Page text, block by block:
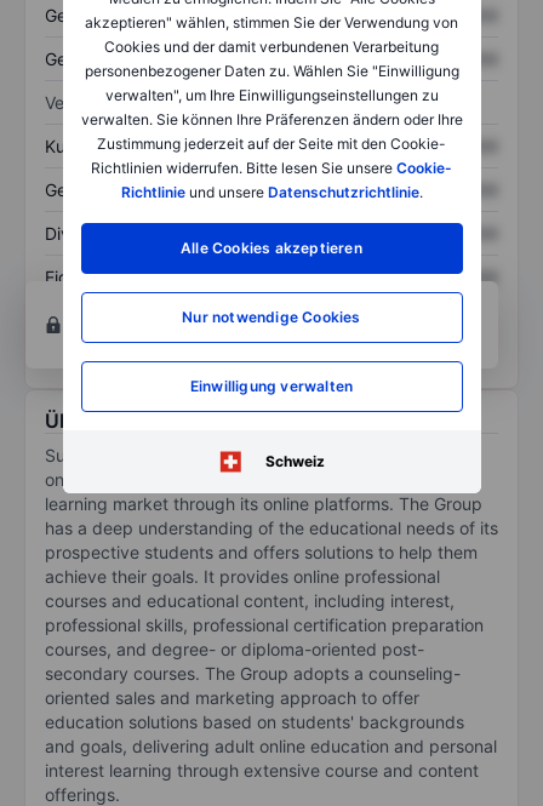
akzeptieren" wählen, stimmen Sie der Verwendung von
Cookies und der damit verbundenen Verarbeitung
personenbezogener Daten zu. Wählen Sie "Einwilligung
verwalten", um Ihre Einwilligungseinstellungen zu
verwalten. Sie können Ihre Präferenzen ändern oder Ihre
Zustimmung jederzeit auf der Seite mit den Cookie-
Richtlinien widerrufen. Bitte lesen Sie unsere Cookie-
Richtlinieund unsere Datenschutzrichtlinie.
Alle Cookies akzeptieren
Nur notwendige Cookies
Einwilligung verwalten
Schweiz
Gesamtvermögen XXXXXXX XXXXXXX
Gesamtschulden XXXXXXX XXXXXXX
Verhältnisse
Kurs/Umsatz XXXXXXX XXXXXXX
Gewinn je Aktie XXXXXXX
Dividende je Aktie XXXXXXX
Eigenkapitalrendite XXXXXXX
XXXXXXX
Konto eröffnenum Zugriff auf mehr Diagramm-
und Analyse-Tools zu erhalten.
Über Sunlands Tecnology Group - ADR
Sunlands Technology Group operates in China's adult
online education market and adult personal interest
learning market through its online platforms. The Group
has a deep understanding of the educational needs of its
prospective students and offers solutions to help them
achieve their goals. It provides online professional
courses and educational content, including interest,
professional skills, professional certification preparation
courses, and degree- or diploma-oriented post-
secondary courses. The Group adopts a counseling-
oriented sales and marketing approach to offer
education solutions based on students' backgrounds
and goals, delivering adult online education and personal
interest learning through extensive course and content
offerings.